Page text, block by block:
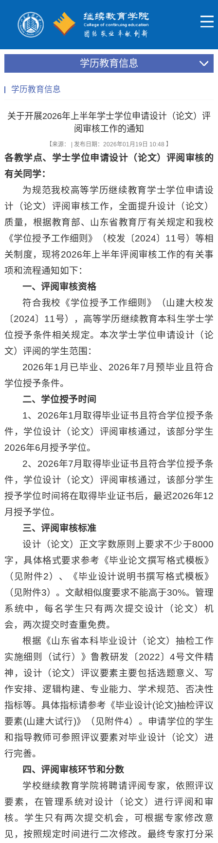
学历教育信息
学历教育信息
关于开展2026年上半年学士学位申请设计（论文）评
阅审核工作的通知
【来源： | 发布日期：2026年01月19日 10:48 】
各教学点、学士学位申请设计（论文）评阅审核的
有关同学：
为规范我校高等学历继续教育学士学位申请设
计（论文）评阅审核工作，全面提升设计（论文）
质量，根据教育部、山东省教育厅有关规定和我校
《学位授予工作细则》（校发〔2024〕11号）等相
关制度，现将2026年上半年评阅审核工作的有关事
项和流程通知如下：
一、评阅审核资格
符合我校《学位授予工作细则》（山建大校发
〔2024〕11号），高等学历继续教育本科生学士学
位授予条件相关规定。本次学士学位申请设计（论
文）评阅的学生范围：
2026年1月已毕业、2026年7月预毕业且符合
学位授予条件。
二、 学位授予时间
1、2026年1月取得毕业证书且符合学位授予条
件，学位设计（论文）评阅审核通过，该部分学生
2026年6月授予学位。
2、2026年7月取得毕业证书且符合学位授予条
件，学位设计（论文）评阅审核通过，该部分学生
授予学位时间将在取得毕业证书后，最迟2026年12
月授予学位。
三、评阅审核标准
设计（论文）正文字数原则上要求不少于8000
字，具体格式要求参考《毕业论文撰写格式模板》
（见附件2）、《毕业设计说明书撰写格式模板》
（见附件3）。文献相似度要求不能高于30%。管理
系统中，每名学生只有两次提交设计（论文）机
会，两次提交时查重免费。
根据《山东省本科毕业设计（论文）抽检工作
实施细则（试行）》鲁教研发〔2022〕4号文件精
神，设计（论文）评议要素主要包括选题意义、写
作安排、逻辑构建、专业能力、学术规范、否决性
指标等。具体指标请参考《毕业设计(论文)抽检评议
要素(山建大试行)》（见附件4）。申请学位的学生
和指导教师可参照评议要素对毕业设计（论文）进
行完善。
四、评阅审核环节和分数
学校继续教育学院将聘请评阅专家，依照评议
要素，在管理系统对设计（论文）进行评阅和审
核。学生只有两次提交机会，可根据专家修改意
见，按照规定时间进行二次修改。最终专家打分采